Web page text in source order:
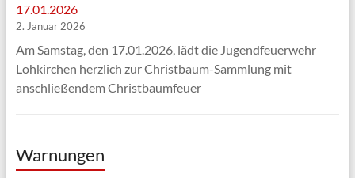
17.01.2026
2. Januar 2026
Am Samstag, den 17.01.2026, lädt die Jugendfeuerwehr
Lohkirchen herzlich zur Christbaum-Sammlung mit
anschließendem Christbaumfeuer
Warnungen